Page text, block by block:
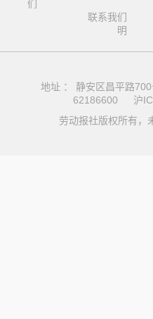
们
联系我们
明
地址 ： 静安区昌平路
62186600
沪
劳动报社版权所有，